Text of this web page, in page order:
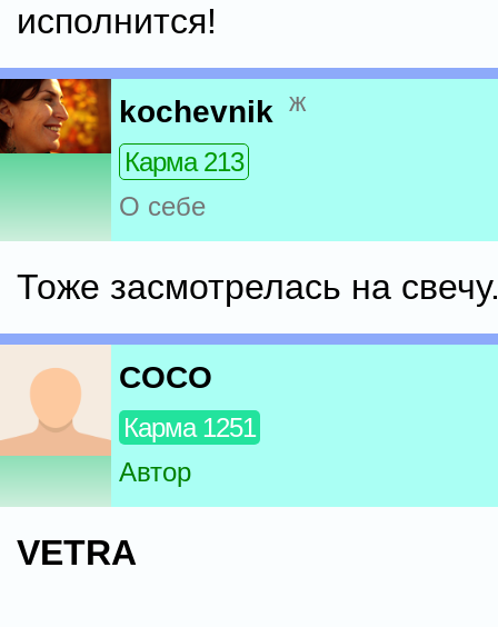
исполнится!
kochevnik ж
Карма 213
О себе
Тоже засмотрелась на
COCO
Карма 1251
Автор
VETRA